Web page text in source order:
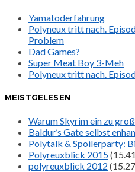
Yamatoderfahrung
Polyneux tritt nach.
Problem
Dad Games?
Super Meat Boy 3-Meh
Polyneux tritt nach.
MEISTGELESEN
Warum Skyrim ein zu
Baldur’s Gate selbst
Polytalk & Spoilerparty:
Polyreuxblick 2015
polyreuxblick 2012